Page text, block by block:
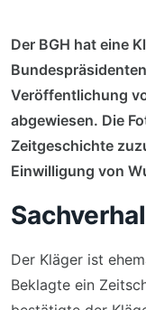
Der BGH hat eine
Veröffentlichung
abgewiesen. Die
Zeitgeschichte
Einwilligung von
Der Kläger ist
Beklagte ein